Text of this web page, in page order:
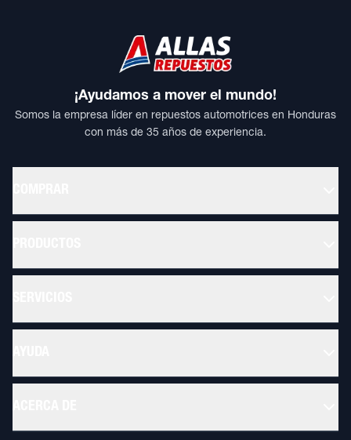
¡Ayudamos a mover el mundo!
Somos la empresa líder en repuestos automotrices en Honduras
con más de 35 años de experiencia.